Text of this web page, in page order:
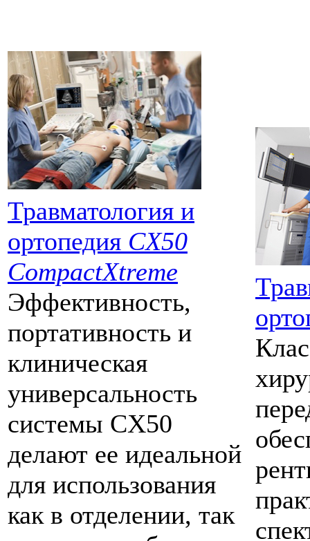
Травматология и
ортопедия CX50
CompactXtreme
Эффективность,
портативность и
клиническая
универсальность
системы CX50
делают ее идеальной
для использования
как в отделении, так